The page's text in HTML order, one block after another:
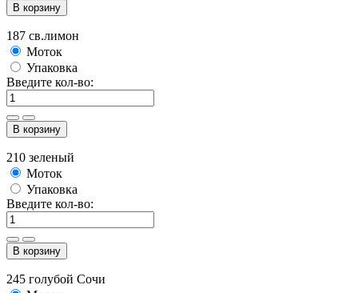
В корзину
187 св.лимон
Моток
Упаковка
Введите кол-во:
В корзину
210 зеленый
Моток
Упаковка
Введите кол-во:
В корзину
245 голубой Сочи